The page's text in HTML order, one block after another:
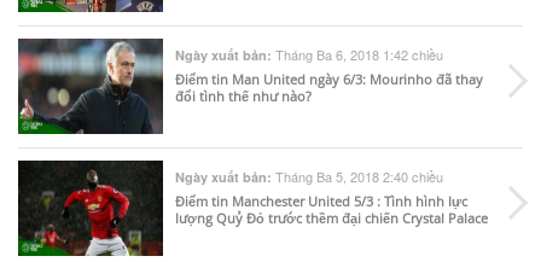
Ngày xuất bản: Tháng Ba 6, 2018 1:42 chiều
Điểm tin Man United ngày 6/3: Mourinho đã thay
đổi tình thế như nào?
Ngày xuất bản: Tháng Ba 5, 2018 2:40 chiều
Điểm tin Manchester United 5/3 : Tình hình lực
lượng Quỷ Đỏ trước thềm đại chiến Crystal Palace